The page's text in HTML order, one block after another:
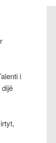
i